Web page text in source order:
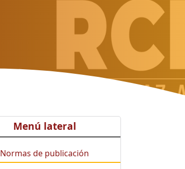
Menú lateral
Normas de publicación